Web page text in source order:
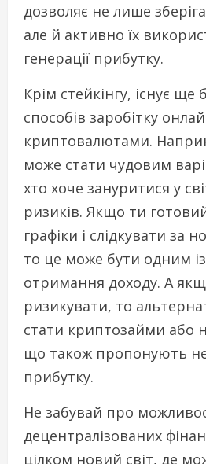
дозволяє не лише
але й активно їх
генерації прибутку.
Крім стейкінгу, існує ще
способів заробітку
криптовалютами.
може стати чудовим
хто хоче зануритися у
ризиків. Якщо ти
графіки і слідкувати за
то це може бути одним
отримання доходу. А
ризикувати, то
стати криптозайми або
що також пропонують
прибутку.
Не забувай про
децентралізованих
цілком новий світ, де